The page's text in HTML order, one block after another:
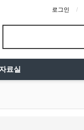
로그인
료실